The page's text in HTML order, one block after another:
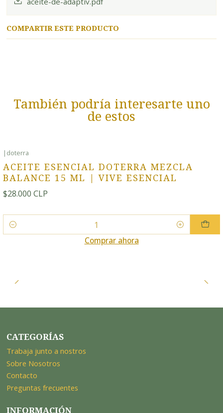
COMPARTIR ESTE PRODUCTO
También podría interesarte uno
de estos
| doterra
ACEITE ESENCIAL DOTERRA MEZCLA
BALANCE 15 ML | VIVE ESENCIAL
$28.000 CLP
Cantidad
Comprar ahora
CATEGORÍAS
Trabaja junto a nostros
Sobre Nosotros
Contacto
Preguntas frecuentes
INFORMACIÓN